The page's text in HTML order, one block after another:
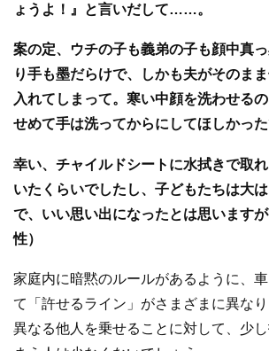
ょうよ！』と言いだして……。
案の定、ウチの子も義弟の子も顔中真
り手も墨だらけで、しかも夫がそのま
入れてしまって。寒い中顔を洗わせるの
せめて手は洗ってからにしてほしかった
幸い、チャイルドシートに水拭きで取
いたくらいでしたし、子どもたちは大
で、いい思い出になったとは思います
性）
家庭内に暗黙のルールがあるように、
て「許せるライン」がさまざまに異な
異なる他人を乗せることに対して、少